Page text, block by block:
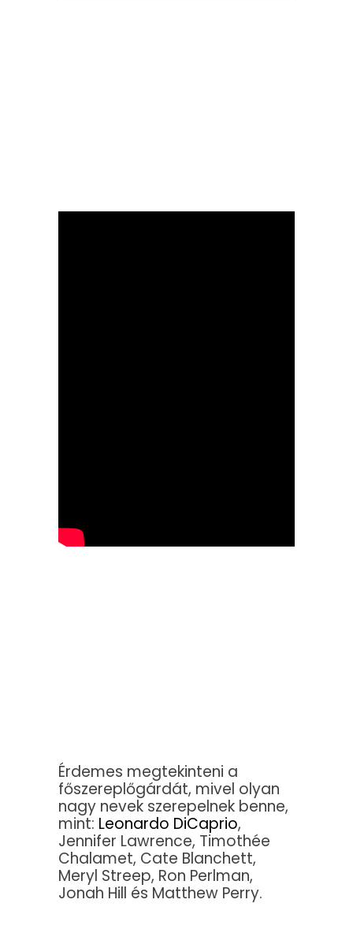
Érdemes megtekinteni a
főszereplőgárdát, mivel olyan
nagy nevek szerepelnek benne,
mint: Leonardo DiCaprio,
Jennifer Lawrence, Timothée
Chalamet, Cate Blanchett,
Meryl Streep, Ron Perlman,
Jonah Hill és Matthew Perry.